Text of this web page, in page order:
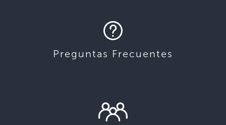
Preguntas Frecuentes